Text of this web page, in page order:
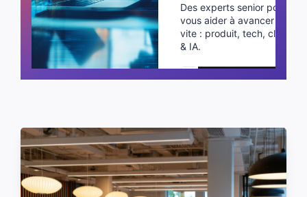
Des experts senior pour
vous aider à avancer plus
vite : produit, tech, cloud
& IA.
Planifier un appel